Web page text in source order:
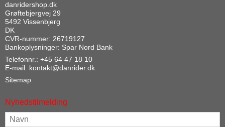
danridershop.dk
Grøftebjergvej 29
5492 Vissenbjerg
DK
CVR-nummer: 26719127
Bankoplysninger: Spar Nord Bank
Telefonnr.: +45 64 47 18 10
E-mail: kontakt@danrider.dk
Sitemap
Nyhedstilmelding